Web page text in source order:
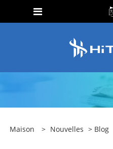
Maison > Nouvelles > Blog